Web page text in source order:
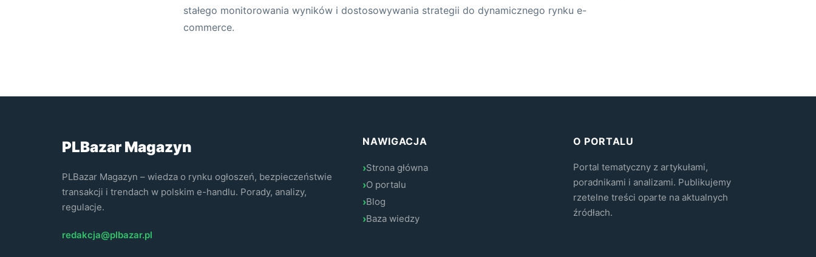
stałego monitorowania wyników i dostosowywania strategii do dynamicznego rynku e-
commerce.
PLBazar Magazyn
PLBazar Magazyn – wiedza o rynku ogłoszeń, bezpieczeństwie
transakcji i trendach w polskim e-handlu. Porady, analizy,
regulacje.
redakcja@plbazar.pl
NAWIGACJA
Strona główna
O portalu
Blog
Baza wiedzy
O PORTALU
Portal tematyczny z artykułami,
poradnikami i analizami. Publikujemy
rzetelne treści oparte na aktualnych
źródłach.